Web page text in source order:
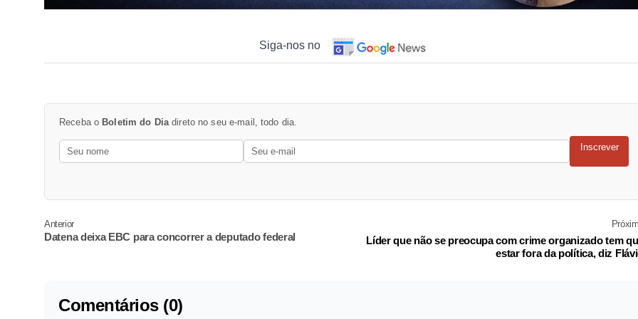
Siga-nos no
Receba o Boletim do Diadireto no seu e-mail, todo dia.
Inscrever
Anterior
Datena deixa EBC para concorrer a deputado federal
Líder que não se preocupa com crime organizado tem
estar fora da política, diz
Comentários (0)